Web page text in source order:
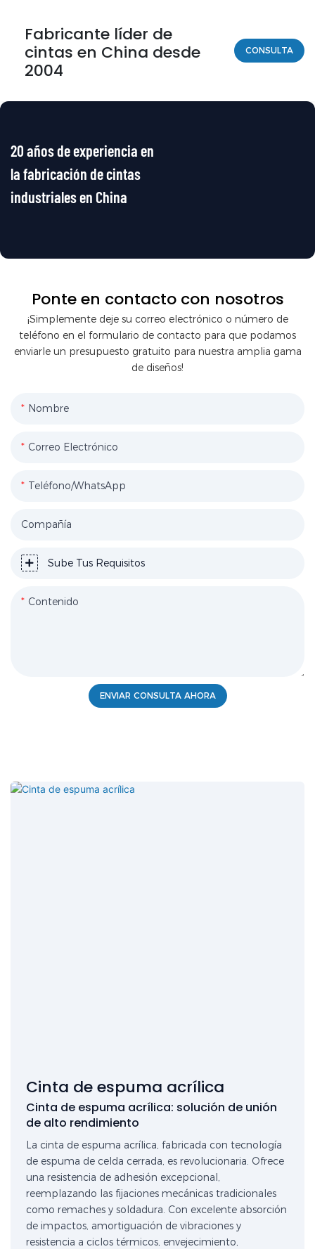
Fabricante líder de
cintas en China desde
2004
CONSULTA
20 años de experiencia en
la fabricación de cintas
industriales en China
Ponte en contacto con nosotros
¡Simplemente deje su correo electrónico o número de
teléfono en el formulario de contacto para que podamos
enviarle un presupuesto gratuito para nuestra amplia gama
de diseños!
Nombre
Correo Electrónico
Teléfono/WhatsApp
Compañía
Sube Tus Requisitos
Contenido
ENVIAR CONSULTA AHORA
Cinta de espuma acrílica
Cinta de espuma acrílica: solución de unión
de alto rendimiento
La cinta de espuma acrílica, fabricada con tecnología
de espuma de celda cerrada, es revolucionaria. Ofrece
una resistencia de adhesión excepcional,
reemplazando las fijaciones mecánicas tradicionales
como remaches y soldadura. Con excelente absorción
de impactos, amortiguación de vibraciones y
resistencia a ciclos térmicos, envejecimiento,